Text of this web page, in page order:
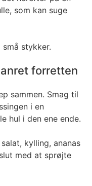
som kan suge
stykker.
forretten
sammen. Smag til
i en
hul i den ene ende.
kylling, ananas
med at sprøjte